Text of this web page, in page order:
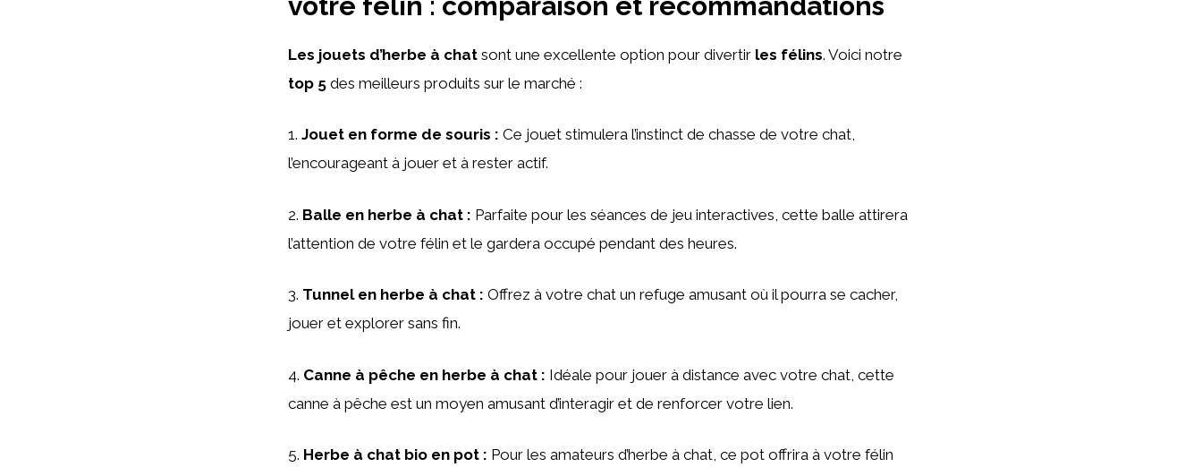
Les jouets d’herbe à chat sont une excellente option pour divertir les félins. Voici notre
top 5 des meilleurs produits sur le marché :
1. Jouet en forme de souris : Ce jouet stimulera l’instinct de chasse de votre chat,
l’encourageant à jouer et à rester actif.
2. Balle en herbe à chat : Parfaite pour les séances de jeu interactives, cette balle attirera
l’attention de votre félin et le gardera occupé pendant des heures.
3. Tunnel en herbe à chat : Offrez à votre chat un refuge amusant où il pourra se cacher,
jouer et explorer sans fin.
4. Canne à pêche en herbe à chat : Idéale pour jouer à distance avec votre chat, cette
canne à pêche est un moyen amusant d’interagir et de renforcer votre lien.
5. Herbe à chat bio en pot : Pour les amateurs d’herbe à chat, ce pot offrira à votre félin